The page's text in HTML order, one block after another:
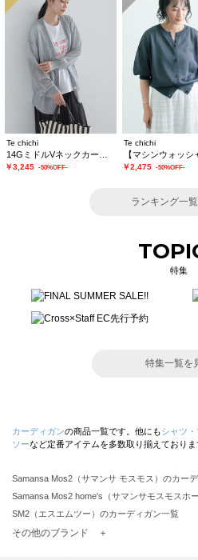
Te chichi
￥3,245 -50%OFF-
Te chichi
￥2,475 -50%OFF-
ランキング一
特集
特集一覧を
カーディガンの商品一覧です。他にもシャツ・
ソーなど定番アイテムを多数取り揃えておりま
Samansa Mos2（サマンサ モスモス）のカー
Samansa Mos2 home's（サマンサモスモスホ
SM2（エスエムツー）のカーディガン一覧
TSUHARU by Samansa Mos2（ツハルバイサ
その他のブランド ＋